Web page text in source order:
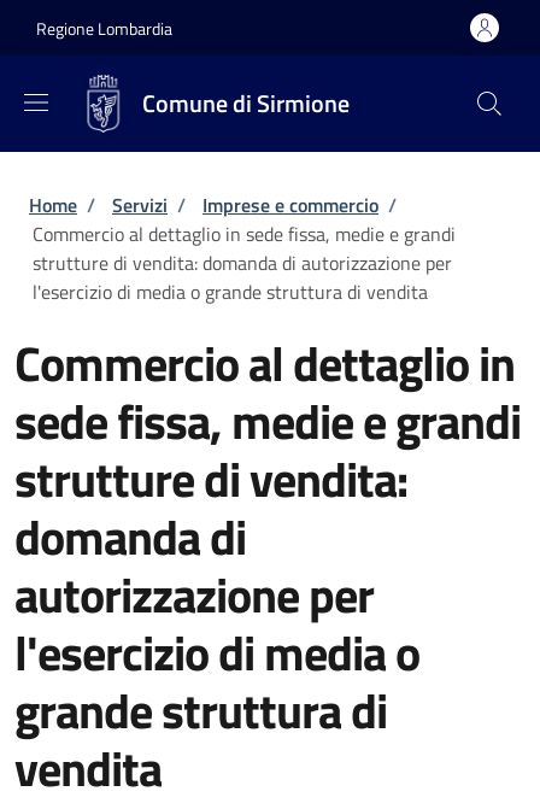
Regione Lombardia
Comune di Sirmione
Briciole di pane
Home / Servizi / Imprese e commercio /
Commercio al dettaglio in sede fissa, medie e grandi
strutture di vendita: domanda di autorizzazione per
l'esercizio di media o grande struttura di vendita
Commercio al dettaglio in
sede fissa, medie e grandi
strutture di vendita:
domanda di
autorizzazione per
l'esercizio di media o
grande struttura di
vendita